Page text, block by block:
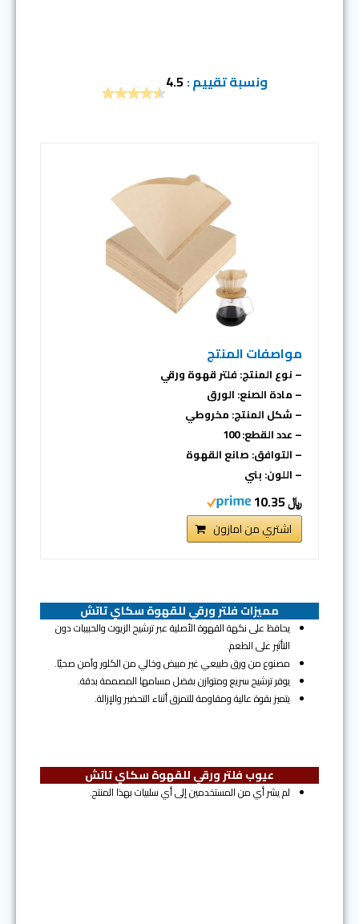
ونسبة تقييم :4.5
مواصفات المنتج
– نوع المنتج: فلتر قهوة ورقي
– مادة الصنع: الورق
– شكل المنتج: مخروطي
– عدد القطع: 100
– التوافق: صانع القهوة
– اللون: بني
﷼ 10.35
اشتري من امازون
مميزات فلتر ورقي للقهوة سكاي تاتش
يحافظ على نكهة القهوة الأصلية عبر ترشيح الزيوت والحبيبات دون
التأثير على الطعم.
مصنوع من ورق طبيعي غير مبيض وخالي من الكلور وآمن صحيًا.
يوفر ترشيح سريع ومتوازن بفضل مسامها المصممة بدقة.
يتميز بقوة عالية ومقاومة للتمزق أثناء التحضير والإزالة.
عيوب فلتر ورقي للقهوة سكاي تاتش
لم يشر أي من المستخدمين إلى أي سلبيات بهذا المنتج.